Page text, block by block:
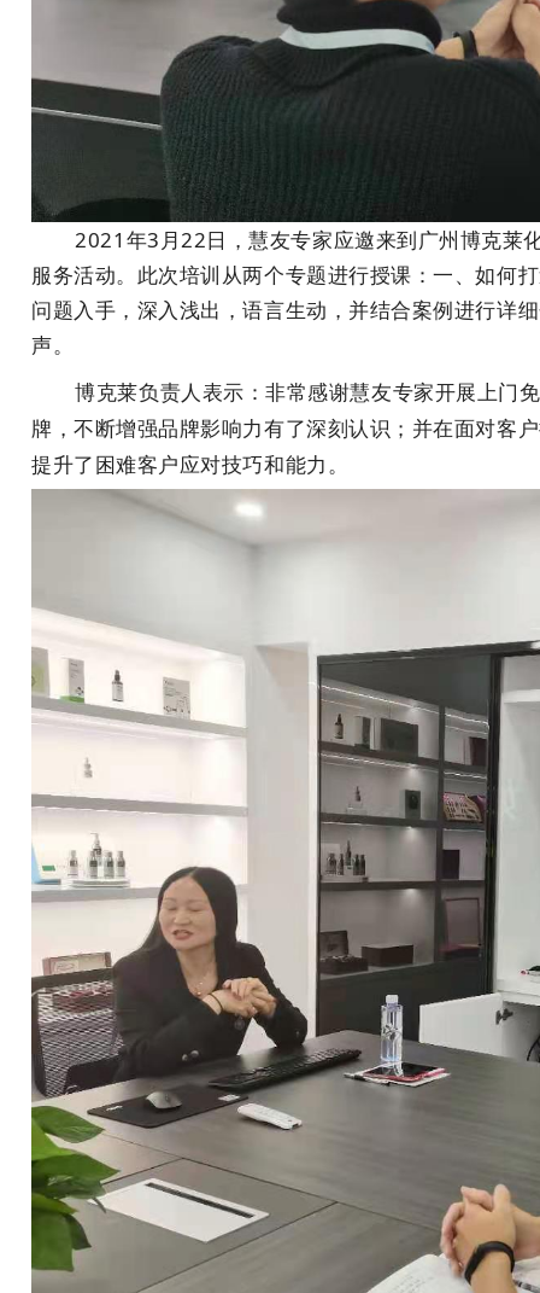
2021年3月22日，慧友专家应邀来到广州博克莱化
服务活动。此次培训从两个专题进行授课：一、如何
问题入手，深入浅出，语言生动，并结合案例进行详
声。
博克莱负责人表示：非常感谢慧友专家开展上门
牌，不断增强品牌影响力有了深刻认识；并在面对客
提升了困难客户应对技巧和能力。